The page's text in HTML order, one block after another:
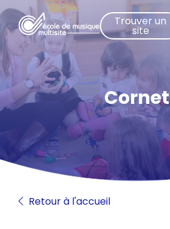
Aller
contenu
principal
Trouver un
site
Cornet
Retour à l'accueil